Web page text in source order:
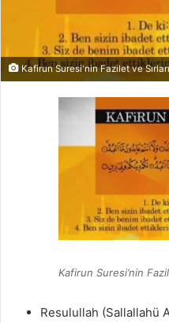
Kafirun Suresi'nin Fazilet ve Sırları
Kafirun Suresi’nin
Resulullah (Sallallahü